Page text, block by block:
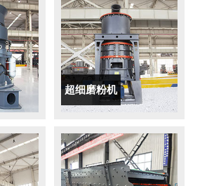
超细磨粉机